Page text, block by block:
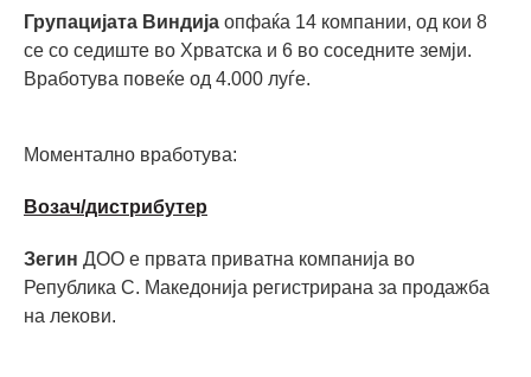
Групацијата Виндија опфаќа 14 компании, од кои 8
се со седиште во Хрватска и 6 во соседните земји.
Вработува повеќе од 4.000 луѓе.
Моментално вработува:
Возач/дистрибутер
Зегин ДОО е првата приватна компанија во
Република С. Македонија регистрирана за продажба
на лекови.